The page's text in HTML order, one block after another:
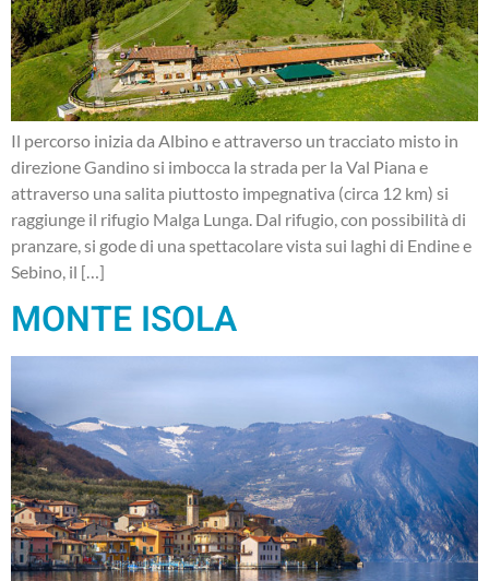
Il percorso inizia da Albino e attraverso un tracciato misto in
direzione Gandino si imbocca la strada per la Val Piana e
attraverso una salita piuttosto impegnativa (circa 12 km) si
raggiunge il rifugio Malga Lunga. Dal rifugio, con possibilità di
pranzare, si gode di una spettacolare vista sui laghi di Endine e
Sebino, il […]
MONTE ISOLA